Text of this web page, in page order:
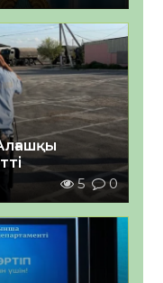
5 0